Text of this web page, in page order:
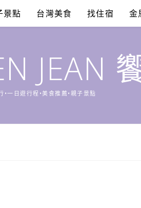
景點 台灣美食 找住宿 金
JEAN
•一日遊行程•美食推薦•親子景點